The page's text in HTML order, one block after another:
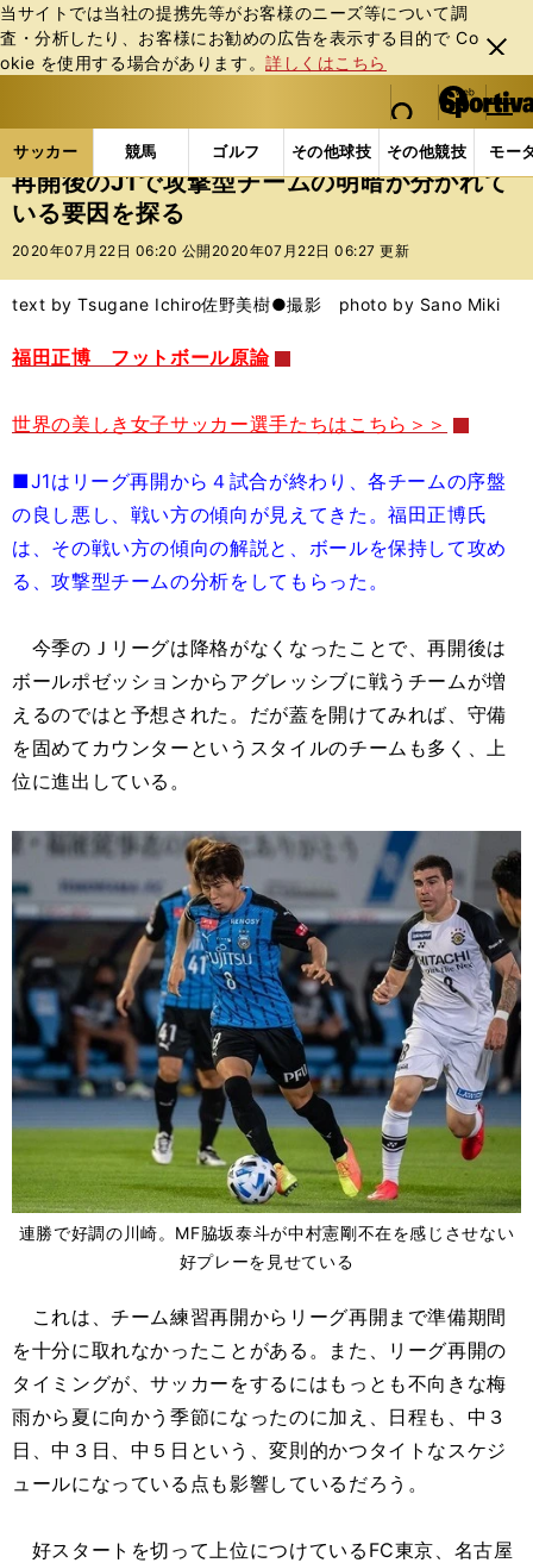
当サイトでは当社の提携先等がお客様のニーズ等について調
査・分析したり、お客様にお勧めの広告を表⽰する⽬的で Co
okie を使⽤する場合があります。詳しくはこちら
閉じ
る
web Sportiva (webスポルティーバ)
検索
マイペ
ー
ジ
メニュ
サッカー 競馬 ゴルフ その他球技 その他競技 モー
ス
ポ
ル
バ
サッカーの記事一覧 Jリーグ他 福田正博 再開後
再開後のJ1で攻撃型チームの明暗が分かれて
いる要因を探る
2020年07月22日 06:20 公開 2020年07月22日 06:27 更新
text by Tsugane Ichiro佐野美樹●撮影 photo by Sano Miki
福田正博 フットボール原論
世界の美しき女子サッカー選手たちはこちら＞＞
■J1はリーグ再開から４試合が終わり、各チームの序盤
の良し悪し、戦い方の傾向が見えてきた。福田正博氏
は、その戦い方の傾向の解説と、ボールを保持して攻め
る、攻撃型チームの分析をしてもらった。
今季のＪリーグは降格がなくなったことで、再開後は
ボールポゼッションからアグレッシブに戦うチームが増
えるのではと予想された。だが蓋を開けてみれば、守備
を固めてカウンターというスタイルのチームも多く、上
位に進出している。
連勝で好調の川崎。MF脇坂泰斗が中村憲剛不在を感じさせない
好プレーを見せている
これは、チーム練習再開からリーグ再開まで準備期間
を十分に取れなかったことがある。また、リーグ再開の
タイミングが、サッカーをするにはもっとも不向きな梅
雨から夏に向かう季節になったのに加え、日程も、中３
日、中３日、中５日という、変則的かつタイトなスケジ
ュールになっている点も影響しているだろう。
好スタートを切って上位につけているFC東京、名古屋